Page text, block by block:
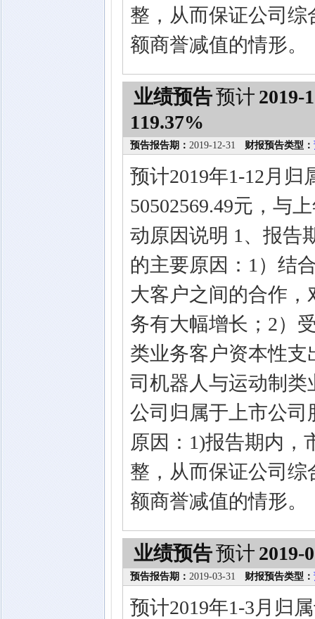
整，从而保证公司
额商誉减值的情形。
业绩预告预计 2019-
119.37%
预告报告期： 2019-12-31 财报预告类型：
预计2019年1-12月
50502569.49元，与
动原因说明 1、报告
的主要原因：1）结
大客户之间的合作
务有大幅增长；2）
类业务客户资本性
司机器人与运动制类
公司归属于上市公
原因：1)报告期内，
整，从而保证公司
额商誉减值的情形。
业绩预告预计 2019-
预告报告期： 2019-03-31 财报预告类型：
预计2019年1-3月归